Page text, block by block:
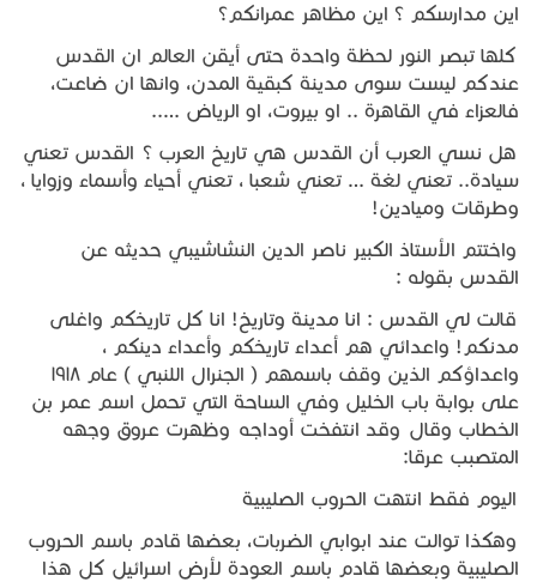
اين مدارسكم ؟ اين مظاهر عمرانكم؟
كلها تبصر النور لحظة واحدة حتى أيقن العالم ان القدس
عندكم ليست سوى مدينة كبقية المدن، وانها ان ضاعت،
فالعزاء في القاهرة .. او بيروت، او الرياض …..
هل نسي العرب أن القدس هي تاريخ العرب ؟ القدس تعني
سيادة.. تعني لغة … تعني شعبا ، تعني أحياء وأسماء وزوايا ،
وطرقات وميادين!
واختتم الأستاذ الكبير ناصر الدين النشاشيبي حديثه عن
القدس بقوله :
قالت لي القدس : انا مدينة وتاريخ! انا كل تاريخكم واغلى
مدنكم! واعدائي هم أعداء تاريخكم وأعداء دينكم ،
واعداؤكم الذين وقف باسمهم ( الجنرال اللنبي ) عام ١٩١٨
على بوابة باب الخليل وفي الساحة التي تحمل اسم عمر بن
الخطاب وقال وقد انتفخت أوداجه وظهرت عروق وجهه
المتصبب عرقا:
اليوم فقط انتهت الحروب الصليبية
وهكذا توالت عند ابوابي الضربات، بعضها قادم باسم الحروب
الصليبية وبعضها قادم باسم العودة لأرض اسرائيل كل هذا